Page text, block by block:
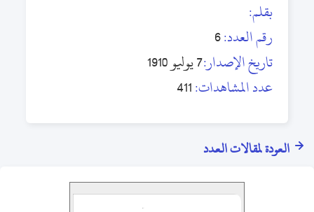
بقلم:
رقم العدد:6
تاريخ الإصدار:7 يوليو 1910
عدد المشاهدات:411
العودة لمقالات العدد